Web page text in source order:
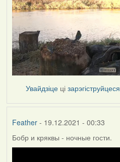
Увайдзіце цізарэгіструйцеся
Feather- 19.12.2021 - 00:33
Бобр и кряквы - ночные гости.